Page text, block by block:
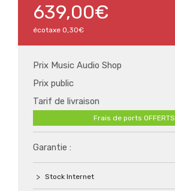
639,00€
écotaxe 0,30€
Prix Music Audio Shop
Prix public
Tarif de livraison
Frais de ports OFFERTS
Garantie :
Stock Internet